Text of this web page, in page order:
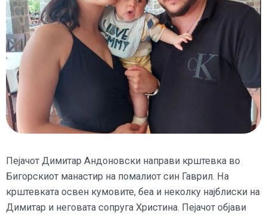
Пејачот Димитар Андоновски направи крштевка во
Бигорскиот манастир на помалиот син Гаврил. На
крштевката освен кумовите, беа и неколку најблиски на
Димитар и неговата сопруга Христина. Пејачот објави